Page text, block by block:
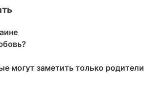
могут заметить только родители